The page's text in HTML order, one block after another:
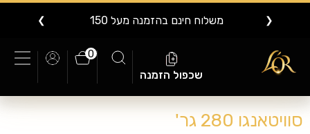
❮ משלוח חינם בהזמנה מעל 150 ❯
שכפול הזמנה
0
סוויטאנגו 280 גר'